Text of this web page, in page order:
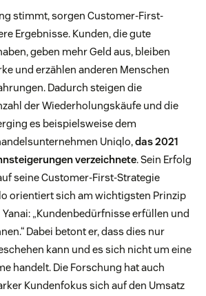
stimmt, sorgen Customer-First-
Ergebnisse. Kunden, die gute
geben mehr Geld aus, bleiben
und erzählen anderen Menschen
Dadurch steigen die
der Wiederholungskäufe und die
es beispielsweise dem
Uniqlo,das 2021
verzeichnete. Sein Erfolg
seine Customer-First-Strategie
orientiert sich am wichtigsten Prinzip
Yanai: „Kundenbedürfnisse erfüllen und
Dabei betont er, dass dies nur
kann und es sich nicht um eine
handelt. Die Forschung hat auch
Kundenfokus sich auf den Umsatz